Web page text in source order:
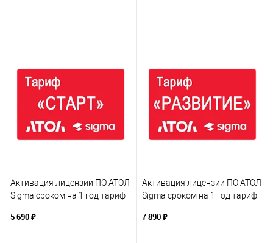
Активация лицензии ПО АТОЛ
Sigma сроком на 1 год тариф
5 690 ₽
Активация лицензии ПО АТОЛ
Sigma сроком на 1 год тариф
7 890 ₽